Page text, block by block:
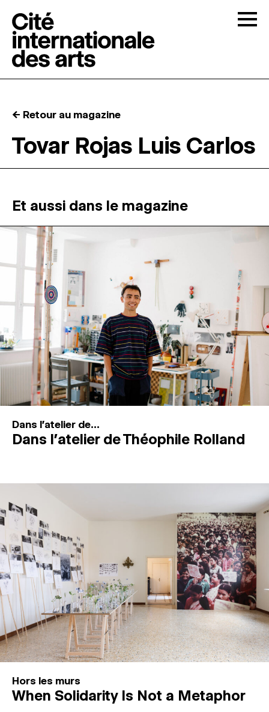
RÉSIDENCES ↓
ATELIERS OUVERTS
PROGRAMMATION
MAGAZINE
ESPACES DE PRATIQUE ARTISTIQUE ↓
Recherche
Connexion
← Retour au magazine
Tovar Rojas Luis Carlos
Et aussi dans le magazine
Dans l'atelier de...
Dans l’atelier de Théophile Rolland
Hors les murs
When Solidarity Is Not a Metaphor